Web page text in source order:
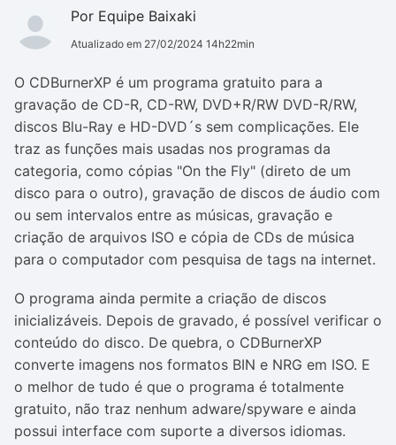
Por Equipe Baixaki
Atualizado em 27/02/2024 14h22min
O CDBurnerXP é um programa gratuito para a
gravação de CD-R, CD-RW, DVD+R/RW DVD-R/RW,
discos Blu-Ray e HD-DVD´s sem complicações. Ele
traz as funções mais usadas nos programas da
categoria, como cópias "On the Fly" (direto de um
disco para o outro), gravação de discos de áudio com
ou sem intervalos entre as músicas, gravação e
criação de arquivos ISO e cópia de CDs de música
para o computador com pesquisa de tags na internet.
O programa ainda permite a criação de discos
inicializáveis. Depois de gravado, é possível verificar o
conteúdo do disco. De quebra, o CDBurnerXP
converte imagens nos formatos BIN e NRG em ISO. E
o melhor de tudo é que o programa é totalmente
gratuito, não traz nenhum adware/spyware e ainda
possui interface com suporte a diversos idiomas.